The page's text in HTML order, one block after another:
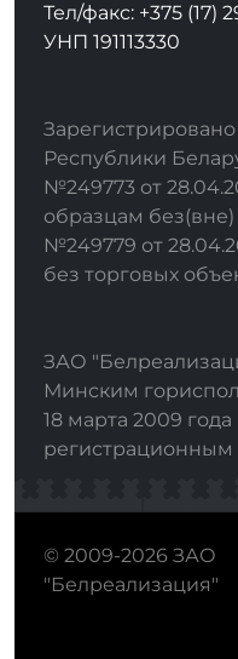
Тел/факс: +375 (17)
УНП 191113330
Республики
№249773 от
образцам
№249779 от
без торговых
ЗАО
Минским
18 марта 2009
регистрационным
© 2009-2026 ЗАО
"Белреализация"